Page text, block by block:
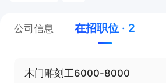
公司信息 在招职位 · 2
木门雕刻工6000-8000